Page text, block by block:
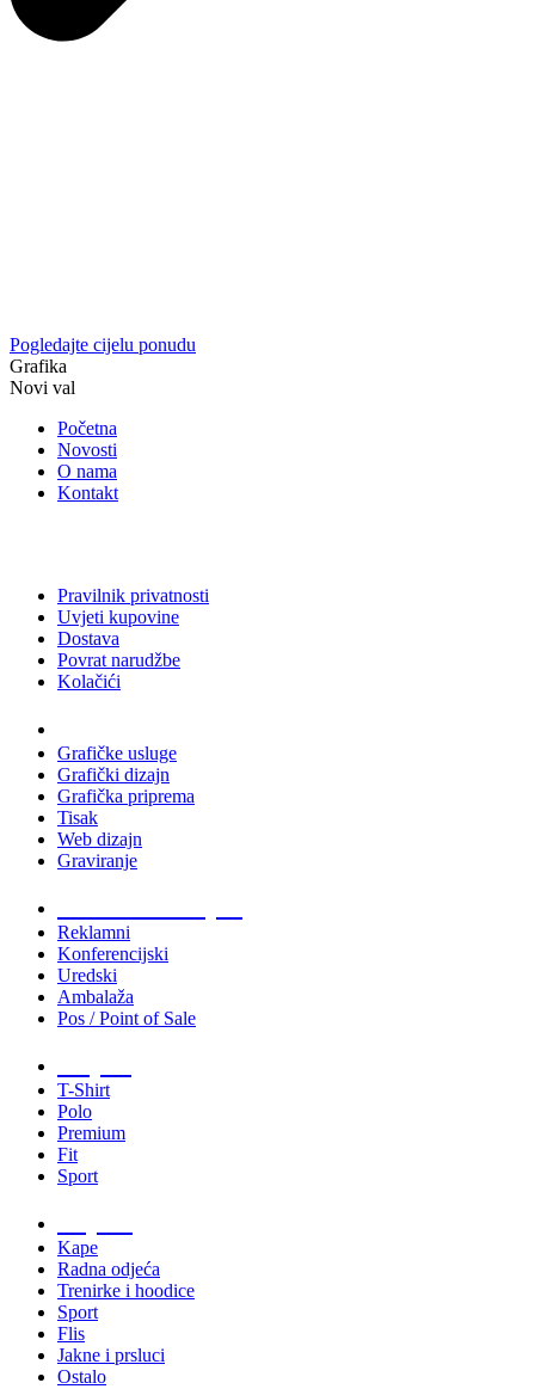
Pogledajte cijelu ponudu
Grafika
Novi val
Početna
Novosti
O nama
Kontakt
Pravilnik privatnosti
Uvjeti kupovine
Dostava
Povrat narudžbe
Kolačići
Grafičke usluge
Grafički dizajn
Grafička priprema
Tisak
Web dizajn
Graviranje
Reklamni
Konferencijski
Uredski
Ambalaža
Pos / Point of Sale
T-Shirt
Polo
Premium
Fit
Sport
Kape
Radna odjeća
Trenirke i hoodice
Sport
Flis
Jakne i prsluci
Ostalo